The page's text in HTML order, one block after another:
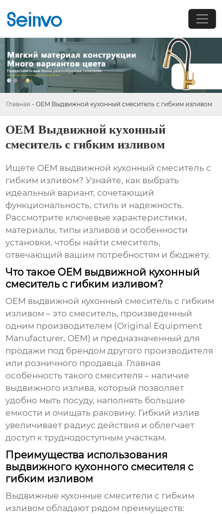
Главная - OEM Выдвижной кухонный смеситель с гибким изливом
OEM Выдвижной кухонный
смеситель с гибким изливом
Ищете OEM выдвижной кухонный смеситель с
гибким изливом? Узнайте, как выбрать
идеальный вариант, сочетающий
функциональность, стиль и надежность.
Рассмотрите ключевые характеристики,
материалы, типы изливов и особенности
установки, чтобы найти смеситель,
отвечающий вашим потребностям и бюджету.
Что такое OEM выдвижной кухонный
смеситель с гибким изливом?
OEM выдвижной кухонный смеситель с гибким
изливом – это смеситель, произведенный
одним производителем (Original Equipment
Manufacturer, OEM) и предназначенный для
продажи под брендом другого производителя
или розничного продавца. Главная
особенность такого смесителя – наличие
выдвижного излива, который позволяет
удобно мыть посуду, наполнять большие
емкости и очищать раковину. Гибкий излив
увеличивает радиус действия и облегчает
доступ к труднодоступным участкам.
Преимущества использования
выдвижного кухонного смесителя с
гибким изливом
Выдвижные кухонные смесители с гибким
изливом обладают рядом преимуществ: